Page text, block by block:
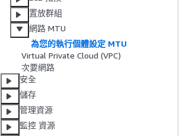
置放群組
網路 MTU
為您的執行個體設定 MTU
Virtual Private Cloud (VPC)
次要網路
安全
儲存
管理資源
監控 資源